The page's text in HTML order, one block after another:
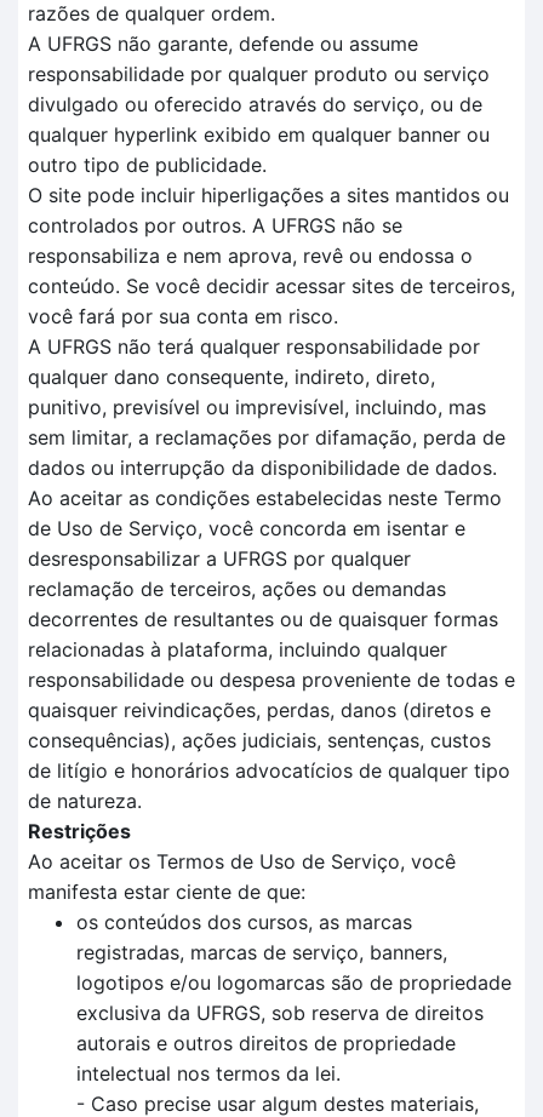
razões de qualquer ordem.
A UFRGS não garante, defende ou assume
responsabilidade por qualquer produto ou serviço
divulgado ou oferecido através do serviço, ou de
qualquer hyperlink exibido em qualquer banner ou
outro tipo de publicidade.
O site pode incluir hiperligações a sites mantidos ou
controlados por outros. A UFRGS não se
responsabiliza e nem aprova, revê ou endossa o
conteúdo. Se você decidir acessar sites de terceiros,
você fará por sua conta em risco.
A UFRGS não terá qualquer responsabilidade por
qualquer dano consequente, indireto, direto,
punitivo, previsível ou imprevisível, incluindo, mas
sem limitar, a reclamações por difamação, perda de
dados ou interrupção da disponibilidade de dados.
Ao aceitar as condições estabelecidas neste Termo
de Uso de Serviço, você concorda em isentar e
desresponsabilizar a UFRGS por qualquer
reclamação de terceiros, ações ou demandas
decorrentes de resultantes ou de quaisquer formas
relacionadas à plataforma, incluindo qualquer
responsabilidade ou despesa proveniente de todas e
quaisquer reivindicações, perdas, danos (diretos e
consequências), ações judiciais, sentenças, custos
de litígio e honorários advocatícios de qualquer tipo
de natureza.
Restrições
Ao aceitar os Termos de Uso de Serviço, você
manifesta estar ciente de que:
os conteúdos dos cursos, as marcas
registradas, marcas de serviço, banners,
logotipos e/ou logomarcas são de propriedade
exclusiva da UFRGS, sob reserva de direitos
autorais e outros direitos de propriedade
intelectual nos termos da lei.
- Caso precise usar algum destes materiais,